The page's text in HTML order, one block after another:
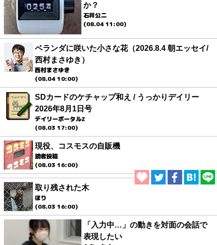
か？
石井公二
(08.04 11:00)
ベランダに咲いた小さな花（2026.8.4 朝エッセイ/
西村まさゆき）
西村まさゆき
(08.04 10:00)
SDカードのケチャップ和え / うっかりデイリー
2026年8月1日号
デイリーポータルZ
(08.03 17:00)
現役、コスモスの自販機
読者投稿
(08.03 16:00)
取り残された木
ほり
(08.03 16:00)
「入力中…」の動きを対面の会話で
表現したい